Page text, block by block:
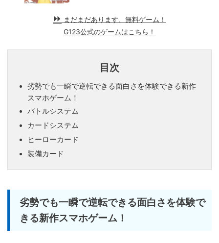
まだまだあります、無料ゲーム！
G123公式のゲームはこちら！
目次
劣勢でも一瞬で逆転できる面白さを体験できる新作
スマホゲーム！
バトルシステム
カードシステム
ヒーローカード
装備カード
劣勢でも一瞬で逆転できる面白さを体験で
きる新作スマホゲーム！